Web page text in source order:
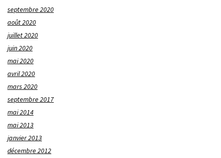
septembre 2020
août 2020
juillet 2020
juin 2020
mai 2020
avril 2020
mars 2020
septembre 2017
mai 2014
mai 2013
janvier 2013
décembre 2012